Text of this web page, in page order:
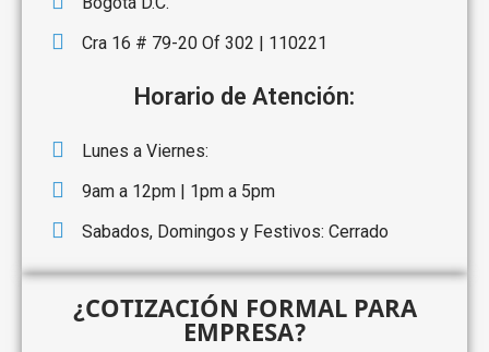
Cra 16 # 79-20 Of 302 | 110221
Horario de Atención:
Lunes a Viernes:
9am a 12pm | 1pm a 5pm
Sabados, Domingos y Festivos: Cerrado
¿COTIZACIÓN FORMAL PARA
EMPRESA?